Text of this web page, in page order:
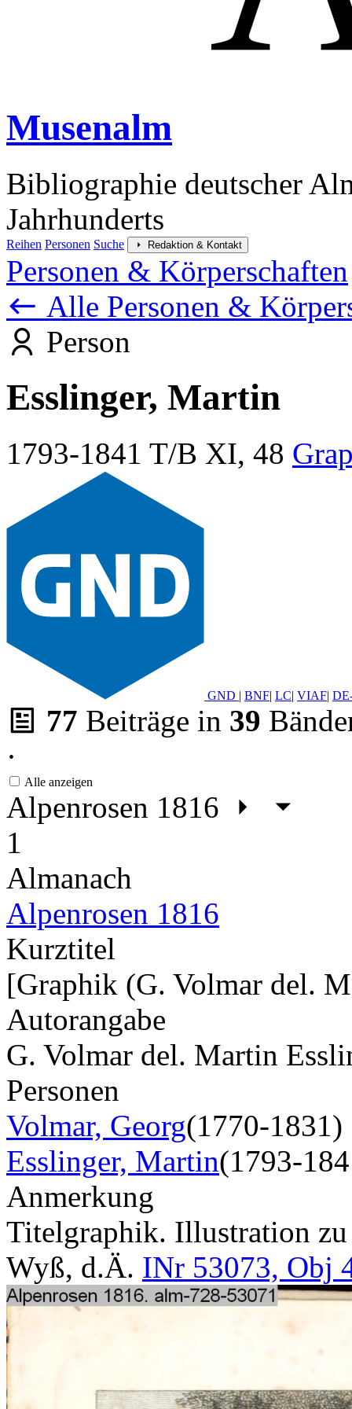
Musenalm
Bibliographie deutscher
Jahrhunderts
Reihen Personen Suche Redaktion & Kontakt
Personen & Körperschaften
Alle Personen &
Person
Esslinger, Martin
1793-1841 T/B XI, 48
GND | BNF| LC| VIAF|
77 Beiträge in 39
·
Alle anzeigen
Alpenrosen 1816
1
Almanach
Alpenrosen 1816
Kurztitel
[Graphik (G. Volmar del.
Autorangabe
G. Volmar del. Martin
Personen
Volmar, Georg(1770-1831)
Esslinger, Martin(1793-
Anmerkung
Titelgraphik. Illustration
Wyß, d.Ä. INr 53073, Obj